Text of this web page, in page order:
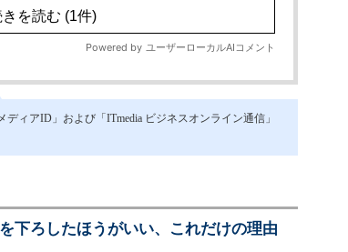
ィアID」および「ITmedia ビジネスオンライン通信」
下ろしたほうがいい、これだけの理由